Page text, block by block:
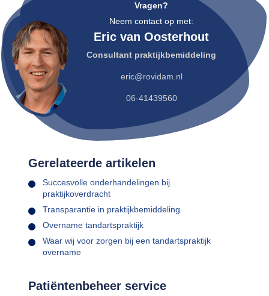
Vragen?
Neem contact op met:
Eric van Oosterhout
Consultant praktijkbemiddeling
eric@rovidam.nl
06-41439560
Gerelateerde artikelen
Succesvolle onderhandelingen bij
praktijkoverdracht
Transparantie in praktijkbemiddeling
Overname tandartspraktijk
Waar wij voor zorgen bij een tandartspraktijk
overname
Patiëntenbeheer service